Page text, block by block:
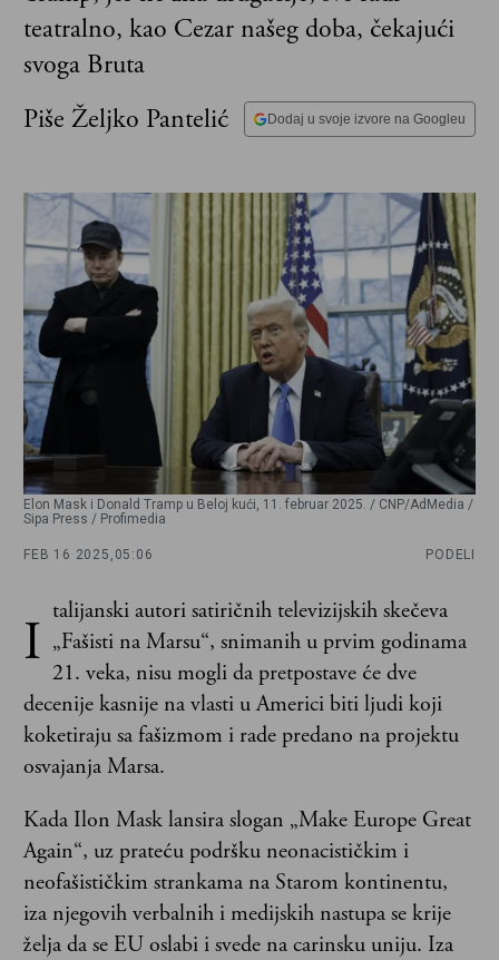
teatralno, kao Cezar našeg doba, čekajući
svoga Bruta
Piše Željko Pantelić
Dodaj u svoje izvore na Googleu
Elon Mask i Donald Tramp u Beloj kući, 11. februar 2025. / CNP/AdMedia /
Sipa Press / Profimedia
FEB 16 2025, 05:06 PODELI
I talijanski autori satiričnih televizijskih skečeva
„Fašisti na Marsu“, snimanih u prvim godinama
21. veka, nisu mogli da pretpostave će dve
decenije kasnije na vlasti u Americi biti ljudi koji
koketiraju sa fašizmom i rade predano na projektu
osvajanja Marsa.
Kada Ilon Mask lansira slogan „Make Europe Great
Again“, uz prateću podršku neonacističkim i
neofašističkim strankama na Starom kontinentu,
iza njegovih verbalnih i medijskih nastupa se krije
želja da se EU oslabi i svede na carinsku uniju. Iza